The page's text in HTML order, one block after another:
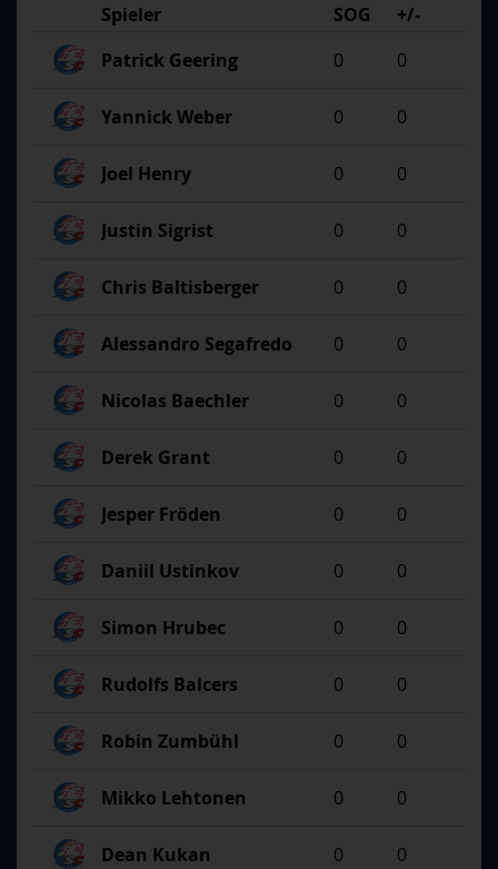
Spieler SOG
+/-
Patrick Geering
0 0
Yannick Weber 0 0
Joel Henry 0 0
Justin Sigrist 0 0
Chris Baltisberger 0 0
Alessandro Segafredo 0 0
Nicolas Baechler 0 0
Derek Grant 0 0
Jesper Fröden 0 0
Daniil Ustinkov 0 0
Simon Hrubec 0 0
Rudolfs Balcers 0 0
Robin Zumbühl 0 0
Mikko Lehtonen 0 0
Dean Kukan 0 0